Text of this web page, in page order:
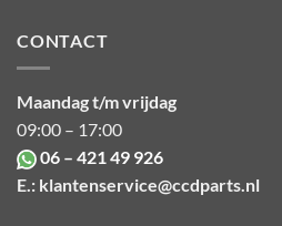
CONTACT
Maandag t/m vrijdag
09:00 – 17:00
06 – 421 49 926
E.: klantenservice@ccdparts.nl